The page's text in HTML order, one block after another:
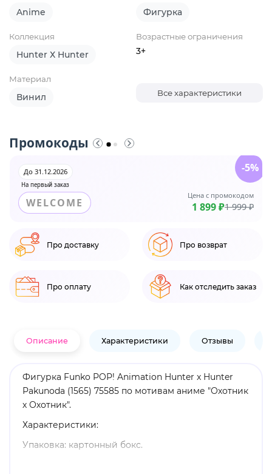
Anime Фигурка
Коллекция
Hunter Х Hunter
Возрастные ограничения
3+
Материал
Винил Все характеристики
Промокоды
На первый заказ
До 31.12.2026
WELCOME
Цена с промокодом
1 899 ₽1 999 ₽
-5%
Про доставку Про возврат
Про оплату Как отследить заказ
Описание Характеристики Отзывы
Фигурка Funko POP! Animation Hunter x Hunter
Pakunoda (1565) 75585 по мотивам аниме "Охотник
х Охотник".
Характеристики:
Упаковка: картонный бокс.